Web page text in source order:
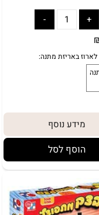
מתנה:
מידע נוסף
הוסף לסל